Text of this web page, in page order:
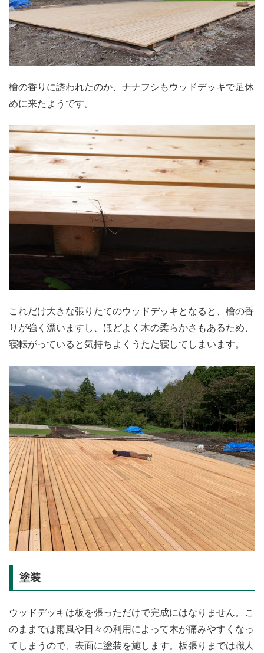
檜の香りに誘われたのか、ナナフシもウッドデッキで足休
めに来たようです。
これだけ大きな張りたてのウッドデッキとなると、檜の香
りが強く漂いますし、ほどよく木の柔らかさもあるため、
寝転がっていると気持ちよくうたた寝してしまいます。
塗装
ウッドデッキは板を張っただけで完成にはなりません。こ
のままでは雨風や日々の利用によって木が痛みやすくなっ
てしまうので、表面に塗装を施します。板張りまでは職人